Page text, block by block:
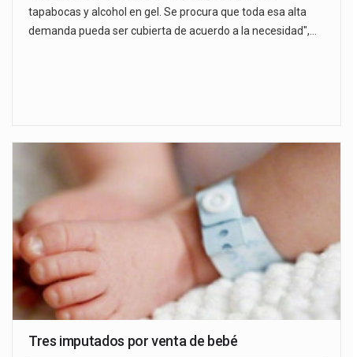
tapabocas y alcohol en gel. Se procura que toda esa alta
demanda pueda ser cubierta de acuerdo a la necesidad",…
Tres imputados por venta de bebé